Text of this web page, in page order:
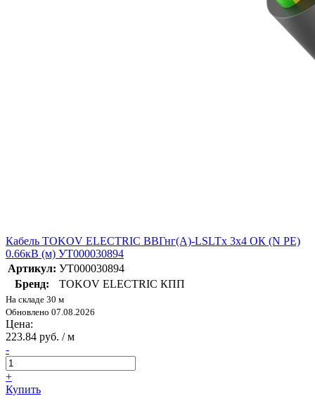
Кабель TOKOV ELECTRIC ВВГнг(А)-LSLTx 3х4 ОК (N PE)
0.66кВ (м) УТ000030894
Артикул: УТ000030894
Бренд:
TOKOV ELECTRIC КПП
На складе 30 м
Обновлено 07.08.2026
Цена:
223.84 руб. / м
-
+
Купить